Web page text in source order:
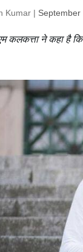
Kumar |
कलकत्ता ने कहा है कि